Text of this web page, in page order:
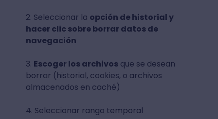
2. Seleccionar la opción de historial y
hacer clic sobre borrar datos de
navegación
3. Escoger los archivosque se desean
borrar (historial, cookies, o archivos
almacenados en caché)
4. Seleccionar rango temporal